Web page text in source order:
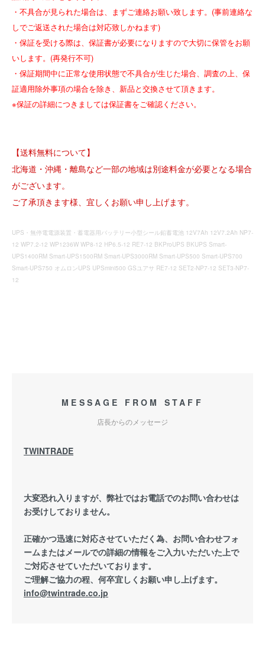
・不具合が見られた場合は、まずご連絡お願い致します。(事前連絡な
しでご返送された場合は対応致しかねます)
・保証を受ける際は、保証書が必要になりますので大切に保管をお願
いします。(再発行不可)
・保証期間中に正常な使用状態で不具合が生じた場合、調査の上、保
証適用除外事項の場合を除き、新品と交換させて頂きます。
※保証の詳細につきましては保証書をご確認ください。
【送料無料について】
北海道・沖縄・離島など一部の地域は別途料金が必要となる場合
がございます。
ご了承頂きます様、宜しくお願い申し上げます。
UPS・無停電電源装置・蓄電器用バッテリー小型シール鉛蓄電池 12V7Ah 12V7.2Ah NP7-
12 WP7.2-12 WP1236W WP8-12 HP6.5-12 RE7-12 BKProUPS BKUPS Smart-
UPS1400RM Smart-UPS1500RM Smart-UPS3000RM Smart-UPS500 Smart-UPS700
Smart-UPS750 オムロンUPS UPSmini500 GSユアサ RE7-12 SET2-NP7-12 SET3-NP7-
12
MESSAGE FROM STAFF
店長からのメッセージ
TWINTRADE
大変恐れ入りますが、弊社ではお電話でのお問い合わせは
お受けしておりません。
正確かつ迅速に対応させていただく為、お問い合わせフォ
ームまたはメールでの詳細の情報をご入力いただいた上で
ご対応させていただいております。
ご理解ご協力の程、何卒宜しくお願い申し上げます。
info@twintrade.co.jp